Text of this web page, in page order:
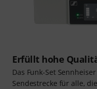
Erfüllt hohe
Das Funk-Set
Sendestrecke für alle,